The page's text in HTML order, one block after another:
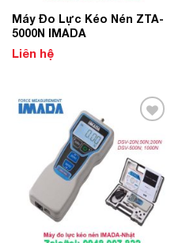
Máy Đo Lực Kéo Nén ZTA-
5000N IMADA
Liên hệ
Wishlist